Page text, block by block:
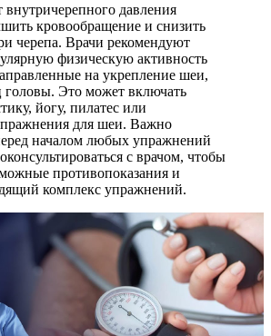
давления
кровообращение и снизить
черепа. Врачи рекомендуют
физическую активность
на укрепление шеи,
Это может включать
йогу, пилатес или
для шеи. Важно
началом любых упражнений
с врачом, чтобы
противопоказания и
комплекс упражнений.